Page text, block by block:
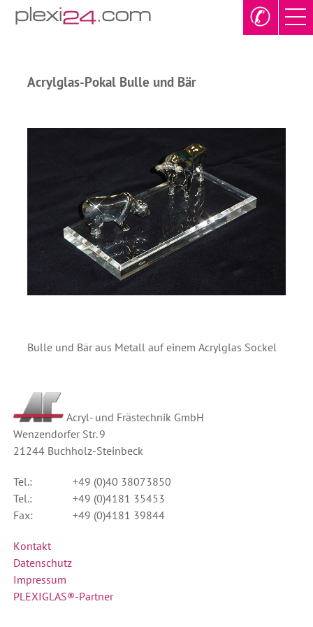
✆
Acrylglas-Pokal Bulle und Bär
Bulle und Bär aus Metall auf einem Acrylglas Sockel
Acryl- und Frästechnik GmbH
Wenzendorfer Str. 9
21244 Buchholz-Steinbeck
Tel.:
+49 (0)40 38073850
Tel.:
+49 (0)4181 35453
Fax:
+49 (0)4181 39844
Kontakt
Datenschutz
Impressum
PLEXIGLAS®-Partner